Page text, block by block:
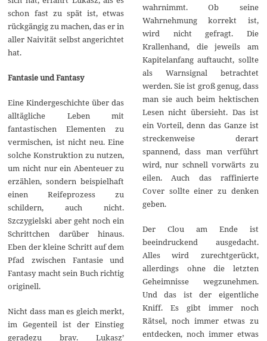
schon fast zu spät ist, etwas
rückgängig zu machen, das er in
aller Naivität selbst angerichtet
hat.
Fantasie und Fantasy
Eine Kindergeschichte über das
alltägliche Leben mit
fantastischen Elementen zu
vermischen, ist nicht neu. Eine
solche Konstruktion zu nutzen,
um nicht nur ein Abenteuer zu
erzählen, sondern beispielhaft
einen Reifeprozess zu
schildern, auch nicht.
Szczygielski aber geht noch ein
Schrittchen darüber hinaus.
Eben der kleine Schritt auf dem
Pfad zwischen Fantasie und
Fantasy macht sein Buch richtig
originell.
Nicht dass man es gleich merkt,
im Gegenteil ist der Einstieg
geradezu brav. Lukasz’
wahrnimmt. Ob seine
Wahrnehmung korrekt ist,
wird nicht gefragt. Die
Krallenhand, die jeweils am
Kapitelanfang auftaucht, sollte
als Warnsignal betrachtet
werden. Sie ist groß genug, dass
man sie auch beim hektischen
Lesen nicht übersieht. Das ist
ein Vorteil, denn das Ganze ist
streckenweise derart
spannend, dass man verführt
wird, nur schnell vorwärts zu
eilen. Auch das raffinierte
Cover sollte einer zu denken
geben.
Der Clou am Ende ist
beeindruckend ausgedacht.
Alles wird zurechtgerückt,
allerdings ohne die letzten
Geheimnisse wegzunehmen.
Und das ist der eigentliche
Kniff. Es gibt immer noch
Rätsel, noch immer etwas zu
entdecken, noch immer etwas